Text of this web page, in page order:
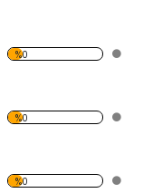
%0
%0
%0